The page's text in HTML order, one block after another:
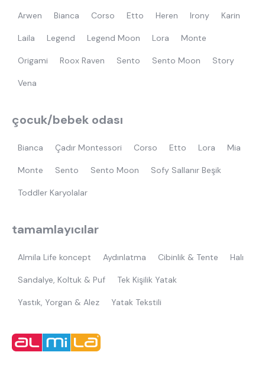
Arwen Bianca Corso Etto Heren Irony Karin
Laila Legend Legend Moon Lora Monte
Origami Roox Raven Sento Sento Moon Story
Vena
çocuk/bebek odası
Bianca Çadır Montessori Corso Etto Lora Mia
Monte Sento Sento Moon Sofy Sallanır Beşik
Toddler Karyolalar
tamamlayıcılar
Almila Life koncept Aydınlatma Cibinlik & Tente Halı
Sandalye, Koltuk & Puf Tek Kişilik Yatak
Yastık, Yorgan & Alez Yatak Tekstili